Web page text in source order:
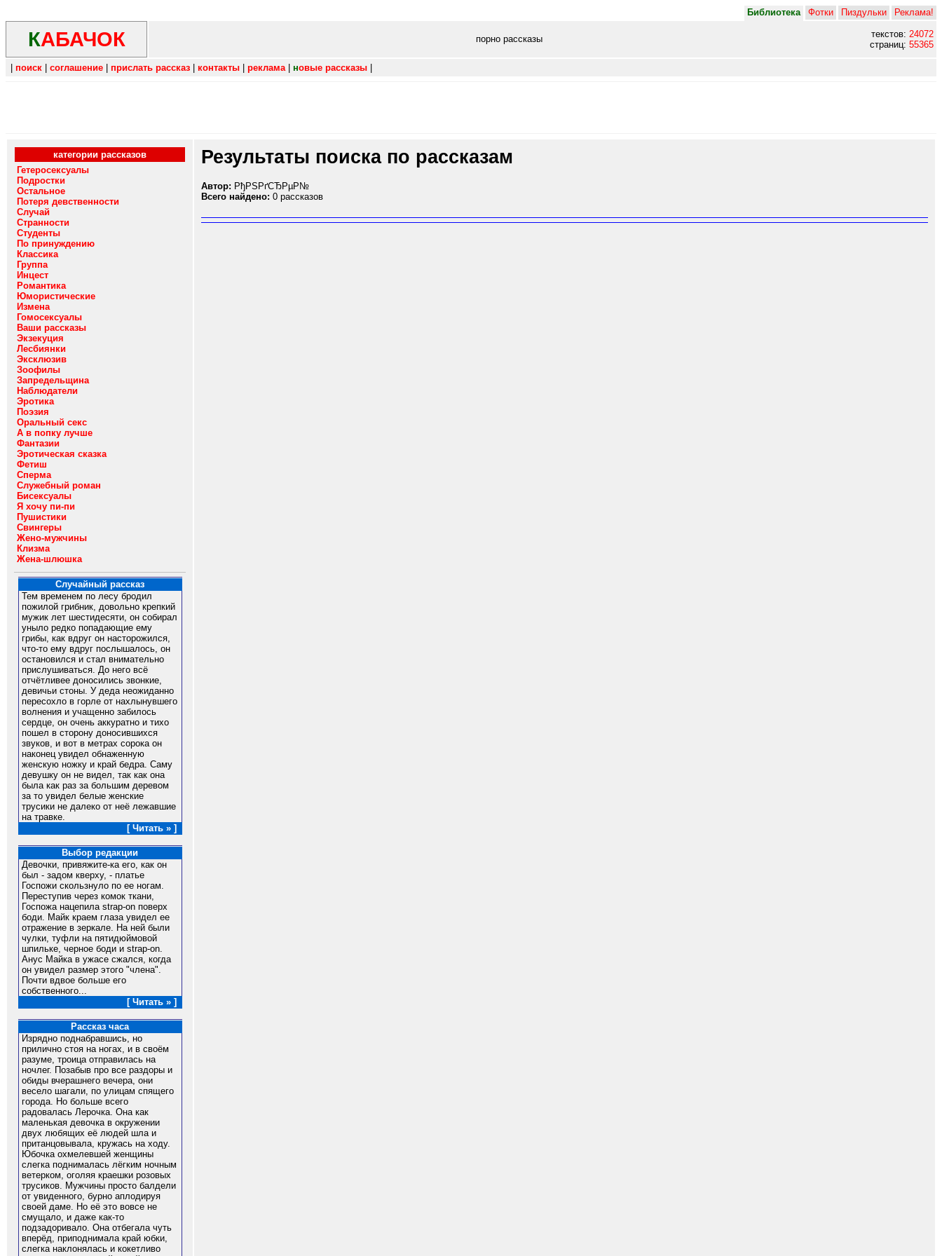
Библиотека Фотки Пиздульки Реклама!
КАБАЧОК порно рассказы текстов: 24072
страниц: 55365
поиск соглашение прислать рассказ контакты реклама| новые рассказы
категории рассказов
Гетеросексуалы
Подростки
Остальное
Потеря девственности
Случай
Странности
Студенты
По принуждению
Классика
Группа
Инцест
Романтика
Юмористические
Измена
Гомосексуалы
Ваши рассказы
Экзекуция
Лесбиянки
Эксклюзив
Зоофилы
Запредельщина
Наблюдатели
Эротика
Поэзия
Оральный секс
А в попку лучше
Фантазии
Эротическая сказка
Фетиш
Сперма
Служебный роман
Бисексуалы
Я хочу пи-пи
Пушистики
Свингеры
Жено-мужчины
Клизма
Жена-шлюшка
Случайный рассказ
Тем временем по лесу бродил
пожилой грибник, довольно крепкий
мужик лет шестидесяти, он собирал
уныло редко попадающие ему
грибы, как вдруг он насторожился,
что-то ему вдруг послышалось, он
остановился и стал внимательно
прислушиваться. До него всё
отчётливее доносились звонкие,
девичьи стоны. У деда неожиданно
пересохло в горле от нахлынувшего
волнения и учащенно забилось
сердце, он очень аккуратно и тихо
пошел в сторону доносившихся
звуков, и вот в метрах сорока он
наконец увидел обнаженную
женскую ножку и край бедра. Саму
девушку он не видел, так как она
была как раз за большим деревом
за то увидел белые женские
трусики не далеко от неё лежавшие
на травке.
[ Читать » ]
Выбор редакции
Девочки, привяжите-ка его, как он
был - задом кверху, - платье
Госпожи скользнуло по ее ногам.
Переступив через комок ткани,
Госпожа нацепила strap-on поверх
боди. Майк краем глаза увидел ее
отражение в зеркале. На ней были
чулки, туфли на пятидюймовой
шпильке, черное боди и strap-on.
Анус Майка в ужасе сжался, когда
он увидел размер этого "члена".
Почти вдвое больше его
собственного...
[ Читать » ]
Рассказ часа
Изрядно поднабравшись, но
прилично стоя на ногах, и в своём
разуме, троица отправилась на
ночлег. Позабыв про все раздоры и
обиды вчерашнего вечера, они
весело шагали, по улицам спящего
города. Но больше всего
радовалась Лерочка. Она как
маленькая девочка в окружении
двух любящих её людей шла и
пританцовывала, кружась на ходу.
Юбочка охмелевшей женщины
слегка поднималась лёгким ночным
ветерком, оголяя краешки розовых
трусиков. Мужчины просто балдели
от увиденного, бурно аплодируя
своей даме. Но её это вовсе не
смущало, и даже как-то
подзадоривало. Она отбегала чуть
вперёд, приподнимала край юбки,
слегка наклонялась и кокетливо
Результаты поиска по рассказам
Автор: РђРЅРґСЂРµР№
Всего найдено: 0 рассказов